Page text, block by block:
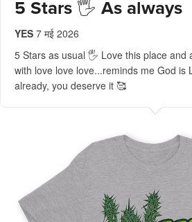
5 Stars 🖐️ As always
YES 7 मई 2026
5 Stars as usual 🖐️ Love this place and
with love love love...reminds me God is
already, you deserve it 🥰